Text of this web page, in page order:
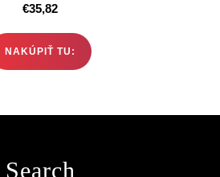
€35,82
NAKÚPIŤ TU:
Search